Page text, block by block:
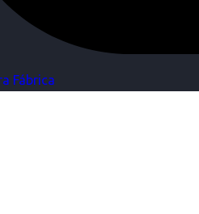
Fábrica